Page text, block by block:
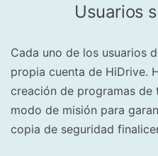
Usuarios
Cada uno de los usuarios
propia cuenta de HiDrive.
creación de programas
modo de misión para
copia de seguridad